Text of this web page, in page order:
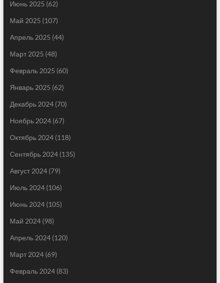
Июнь 2025 (62)
Май 2025 (107)
Апрель 2025 (44)
Март 2025 (48)
Февраль 2025 (60)
Январь 2025 (62)
Декабрь 2024(70)
Ноябрь 2024(67)
Октябрь 2024(118)
Сентябрь 2024(135)
Август 2024(79)
Июль 2024(106)
Июнь 2024(105)
Май 2024(98)
Апрель 2024(120)
Март 2024(69)
Февраль 2024(83)